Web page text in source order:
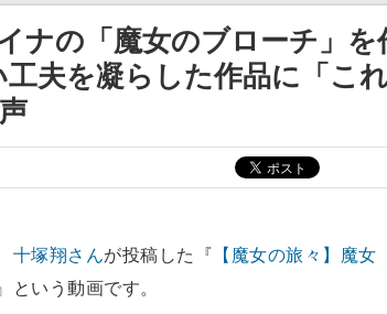
ってみたい」の声
ナの「魔女のブローチ」を
夫を凝らした作品に「こ
十塚翔さんが投稿した『 【魔女の旅々】魔女
』という動画です。